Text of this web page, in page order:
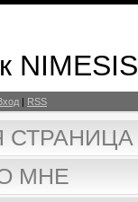
NIMESIS
| RSS
СТРАНИЦА
МНЕ